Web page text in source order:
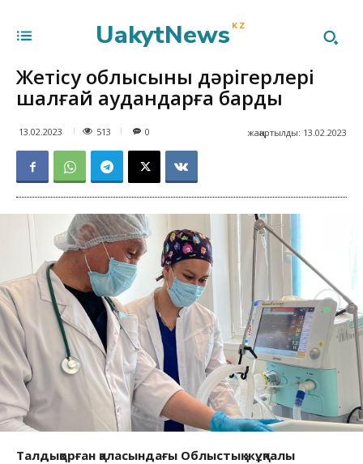
UakytNews KZ
Жетісу облысының дәрігерлері
шалғай аудандарға барды
13.02.2023 513 жаңартылды: 13.02.2023
0
Талдықорған қаласындағы Облыстық жұқпалы